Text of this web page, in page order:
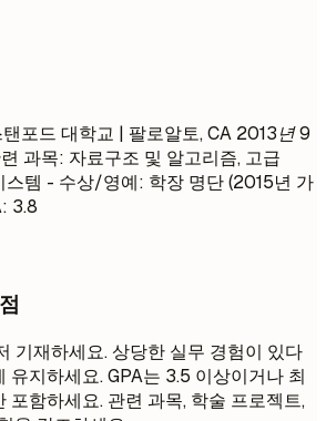
포드 대학교 | 팔로알토, CA 2013년 9
과목: 자료구조 및 알고리즘, 고급
스템 - 수상/영예: 학장 명단 (2015년 가
3.8
기재하세요. 상당한 실무 경험이 있다
유지하세요. GPA는 3.5 이상이거나 최
포함하세요. 관련 과목, 학술 프로젝트,